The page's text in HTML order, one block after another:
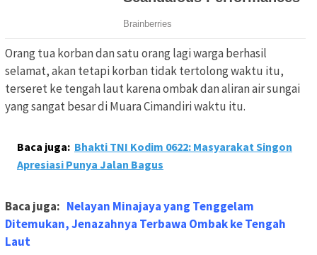
Orang tua korban dan satu orang lagi warga berhasil
selamat, akan tetapi korban tidak tertolong waktu itu,
terseret ke tengah laut karena ombak dan aliran air sungai
yang sangat besar di Muara Cimandiri waktu itu.
Baca juga: Bhakti TNI Kodim 0622: Masyarakat Singon
Apresiasi Punya Jalan Bagus
Baca juga: Nelayan Minajaya yang Tenggelam
Ditemukan, Jenazahnya Terbawa Ombak ke Tengah
Laut